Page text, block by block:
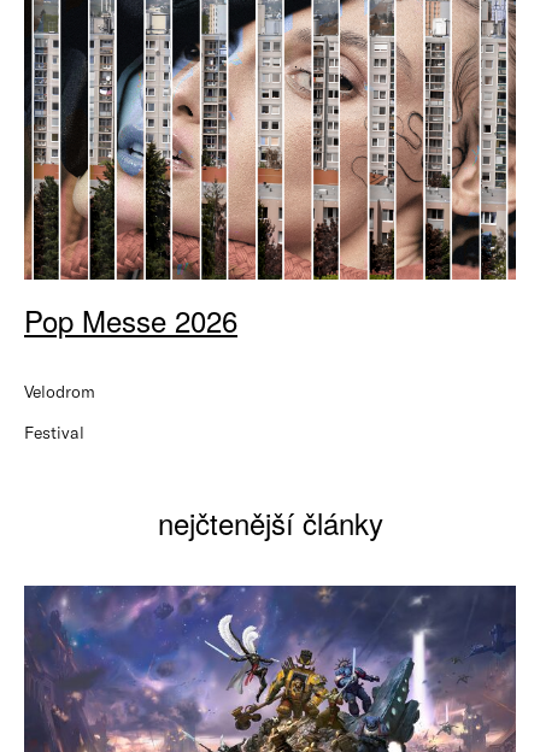
Pop Messe 2026
Velodrom
Festival
nejčtenější články